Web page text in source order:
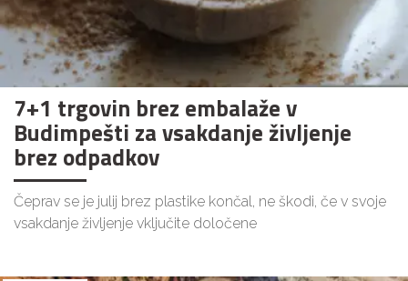
7+1 trgovin brez embalaže v
Budimpešti za vsakdanje življenje
brez odpadkov
Čeprav se je julij brez plastike končal, ne škodi, če v svoje
vsakdanje življenje vključite določene